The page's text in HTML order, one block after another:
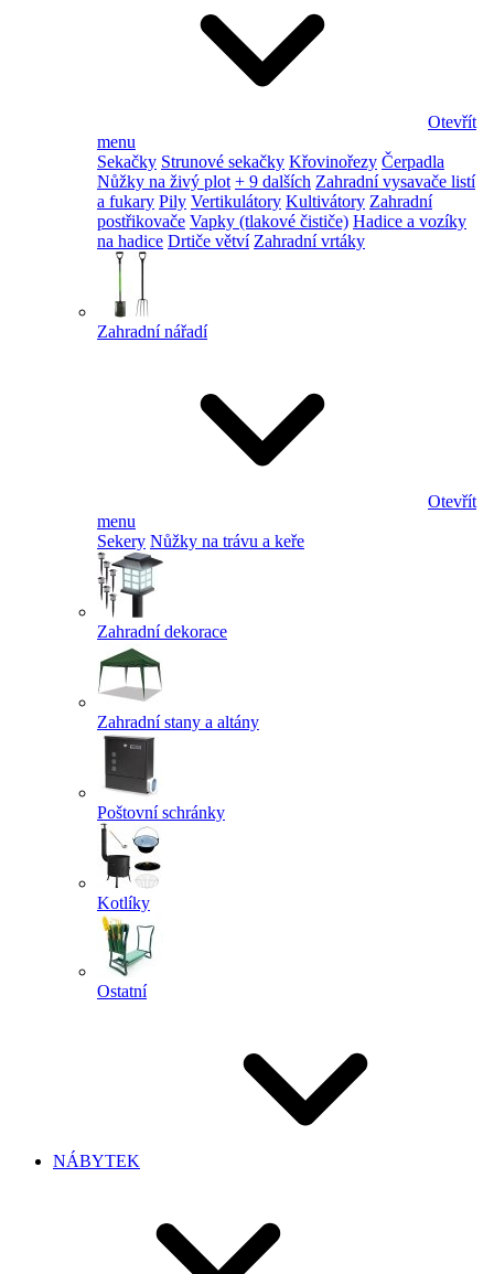
Otevřít
menu
Sekačky Strunové sekačky Křovinořezy Čerpadla
Nůžky na živý plot + 9 dalších Zahradní vysavače listí
a fukary Pily Vertikulátory Kultivátory Zahradní
postřikovače Vapky (tlakové čističe) Hadice a vozíky
na hadice Drtiče větví Zahradní vrtáky
Zahradní nářadí
Otevřít
menu
Sekery Nůžky na trávu a keře
Zahradní dekorace
Zahradní stany a altány
Poštovní schránky
Kotlíky
Ostatní
NÁBYTEK